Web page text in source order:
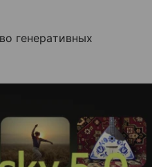
генеративных